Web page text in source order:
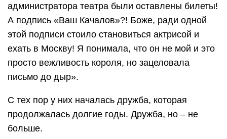
администратора театра были оставлены билеты!
А подпись «Ваш Качалов»?! Боже, ради одной
этой подписи стоило становиться актрисой и
ехать в Москву! Я понимала, что он не мой и это
просто вежливость короля, но зацеловала
письмо до дыр».
С тех пор у них началась дружба, которая
продолжалась долгие годы. Дружба, но – не
больше.